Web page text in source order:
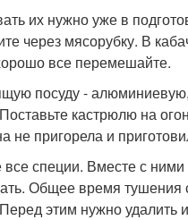
их нужно уже в
через мясорубку. В
все перемешайте.
посуду -
кастрюлю на
пригорела и
все специи. Вместе с
Общее время тушения
этим нужно удалить